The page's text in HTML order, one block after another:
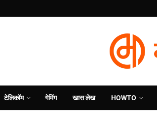
टेलिकॉम गेमिंग खास लेख HOWTO